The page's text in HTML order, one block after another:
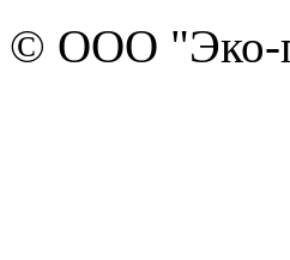
© ООО "Эко-